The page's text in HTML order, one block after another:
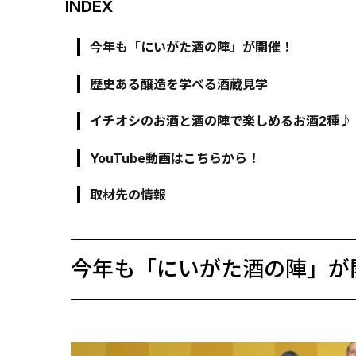
INDEX
今年も「にいがた酒の陣」が開催！
歴史ある醸造を学べる酒蔵見学
イチオシのお酒と酒の陣で楽しめるお酒2種♪
YouTube動画はこちらから！
取材先の情報
今年も「にいがた酒の陣」が